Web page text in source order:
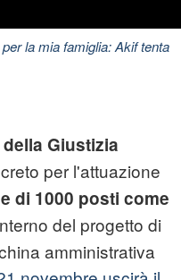
la mia famiglia: Akif tenta
Giustizia
per l'attuazione
di 1000 posti come
del progetto di
amministrativa